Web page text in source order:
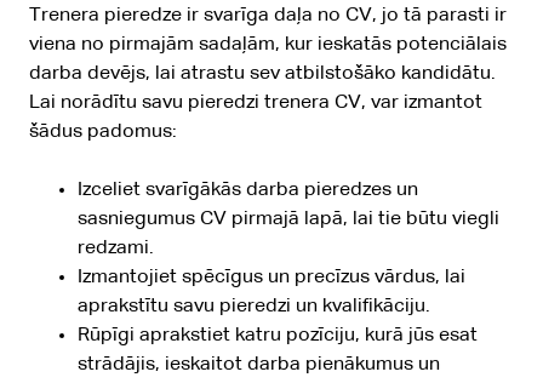
Trenera pieredze ir svarīga daļa no CV, jo tā parasti ir
viena no pirmajām sadaļām, kur ieskatās potenciālais
darba devējs, lai atrastu sev atbilstošāko kandidātu.
Lai norādītu savu pieredzi trenera CV, var izmantot
šādus padomus:
Izceliet svarīgākās darba pieredzes un
sasniegumus CV pirmajā lapā, lai tie būtu viegli
redzami.
Izmantojiet spēcīgus un precīzus vārdus, lai
aprakstītu savu pieredzi un kvalifikāciju.
Rūpīgi aprakstiet katru pozīciju, kurā jūs esat
strādājis, ieskaitot darba pienākumus un